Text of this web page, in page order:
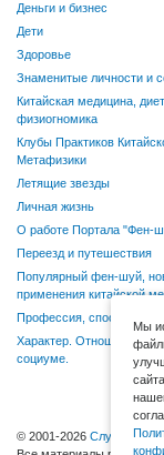
Деньги и бизнес
Дети
Здоровье
Знаменитые личности и
Китайская медицина,
физиогномика
Клубы Практиков
Метафизики
Летящие звезды
Личная жизнь
О работе Портала "Фен-
Переезд и путешествия
Популярный фен-шуй,
применения китайской
Профессия, способности,
Характер. Отношения в
социуме.
© 2001-2026 Служба
Мы